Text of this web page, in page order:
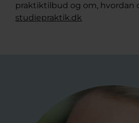
praktiktilbud og om, hvordan
studiepraktik.dk